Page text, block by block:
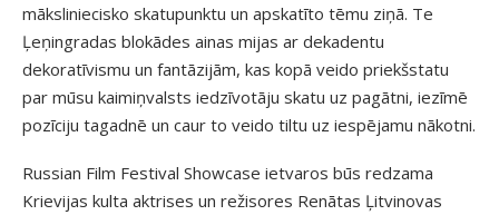
māksliniecisko skatupunktu un apskatīto tēmu ziņā. Te
Ļeņingradas blokādes ainas mijas ar dekadentu
dekoratīvismu un fantāzijām, kas kopā veido priekšstatu
par mūsu kaimiņvalsts iedzīvotāju skatu uz pagātni, iezīmē
pozīciju tagadnē un caur to veido tiltu uz iespējamu nākotni.
Russian Film Festival Showcase ietvaros būs redzama
Krievijas kulta aktrises un režisores Renātas Ļitvinovas